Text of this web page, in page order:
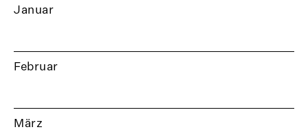
Januar
Februar
März